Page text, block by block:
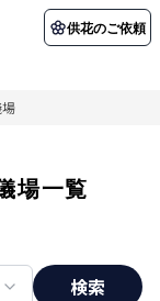
供花のご依頼
場一覧
検索